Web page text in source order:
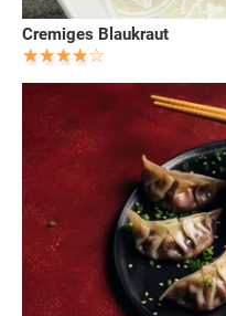
Cremiges Blaukraut